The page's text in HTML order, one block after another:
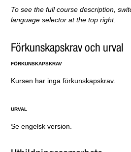
To see the full course description,
language selector at the top right.
Förkunskapskrav och urval
FÖRKUNSKAPSKRAV
Kursen har inga förkunskapskrav.
URVAL
Se engelsk version.